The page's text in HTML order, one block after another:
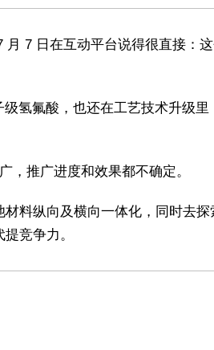
7 日在互动平台说得很直接：
氢氟酸，也还在工艺技术升级里
，推广进度和效果都不确定。
料纵向及横向一体化，同时去探
竞争力。